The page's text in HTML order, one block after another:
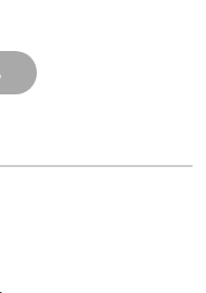
輝く作品の美しさ
。
様を描いていく奥深